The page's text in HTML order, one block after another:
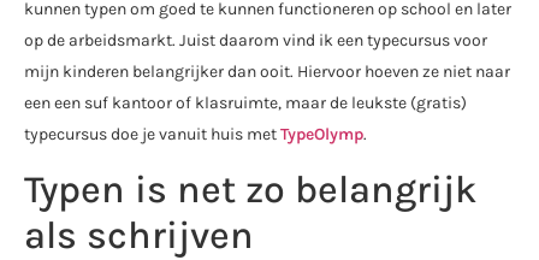
kunnen typen om goed te kunnen functioneren op school en later
op de arbeidsmarkt. Juist daarom vind ik een typecursus voor
mijn kinderen belangrijker dan ooit. Hiervoor hoeven ze niet naar
een een suf kantoor of klasruimte, maar de leukste (gratis)
typecursus doe je vanuit huis metTypeOlymp.
Typen is net zo belangrijk
als schrijven